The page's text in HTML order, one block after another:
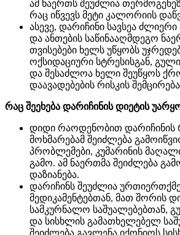
ამ ნაერთს შეუძლია
რაც იწვევს მეტი კალორიის
ასევე, დარიჩინი სავსეა
და ანთების საწინააღმდეგო
თვისებები ხელს უწყობს
ოქსიდაციური სტრესისგან,
და შესაძლოა ხელი შეუწყოს
დაავადებების რისკის
რაც შეეხება დარიჩინის დიეტის
დიდი რაოდენობით
მოხმარებამ შეიძლება
პრობლემები, კუმარინის
გამო. ამ ნაერთმა შეიძლება
დაზიანება.
დარიჩინს შეუძლია
მედიკამენტებთან, მათ შორის
სამკურნალო საშუალებებთან,
და სისხლის გამათხელებელ
შეიძლება გავლენა იქონიოს